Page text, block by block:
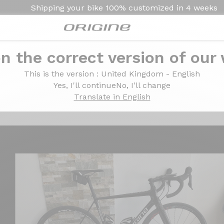
Shipping your bike 100% customized in 4 weeks
the correct version of our
This is the version : United Kingdom - English
Yes, I'll continueNo, I'll change
Translate in English
Fulcrum racing zero
105 - Fulcrum